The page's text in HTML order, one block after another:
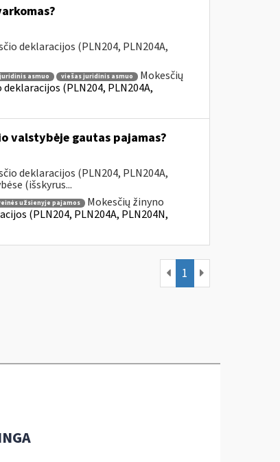
deklaracijos (PLN204, PLN204A,
asmuo viešas juridinis asmuo
Mokesčių
(PLN204, PLN204A,
valstybėje gautas pajamas?
deklaracijos (PLN204, PLN204A,
(išskyrus...
užsienyje pajamos
Mokesčių žinyno
(PLN204, PLN204A, PLN204N,
1